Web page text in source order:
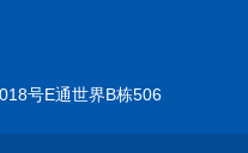
号E通世界B栋506